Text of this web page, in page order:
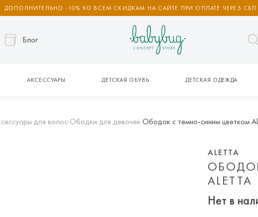
ДОПОЛНИТЕЛЬНО -10% КО ВСЕМ СКИДКАМ НА САЙТЕ ПРИ ОПЛАТЕ ЧЕРЕЗ СБП
Блог
АКСЕССУАРЫ ДЕТСКАЯ ОБУВЬ ДЕТСКАЯ ОДЕЖДА
для волос Ободки для девочек Ободок с темно-синим цветком
ALETTA
ALETTA
Нет в